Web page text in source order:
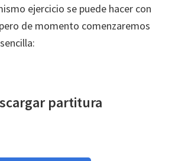
ejercicio se puede hacer con
de momento comenzaremos
partitura